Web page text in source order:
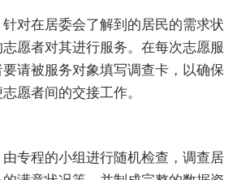
在居委会了解到的居民的需求状
愿者对其进行服务。在每次志愿服
请被服务对象填写调查卡，以确保
愿者间的交接工作。
程的小组进行随机检查，调查居